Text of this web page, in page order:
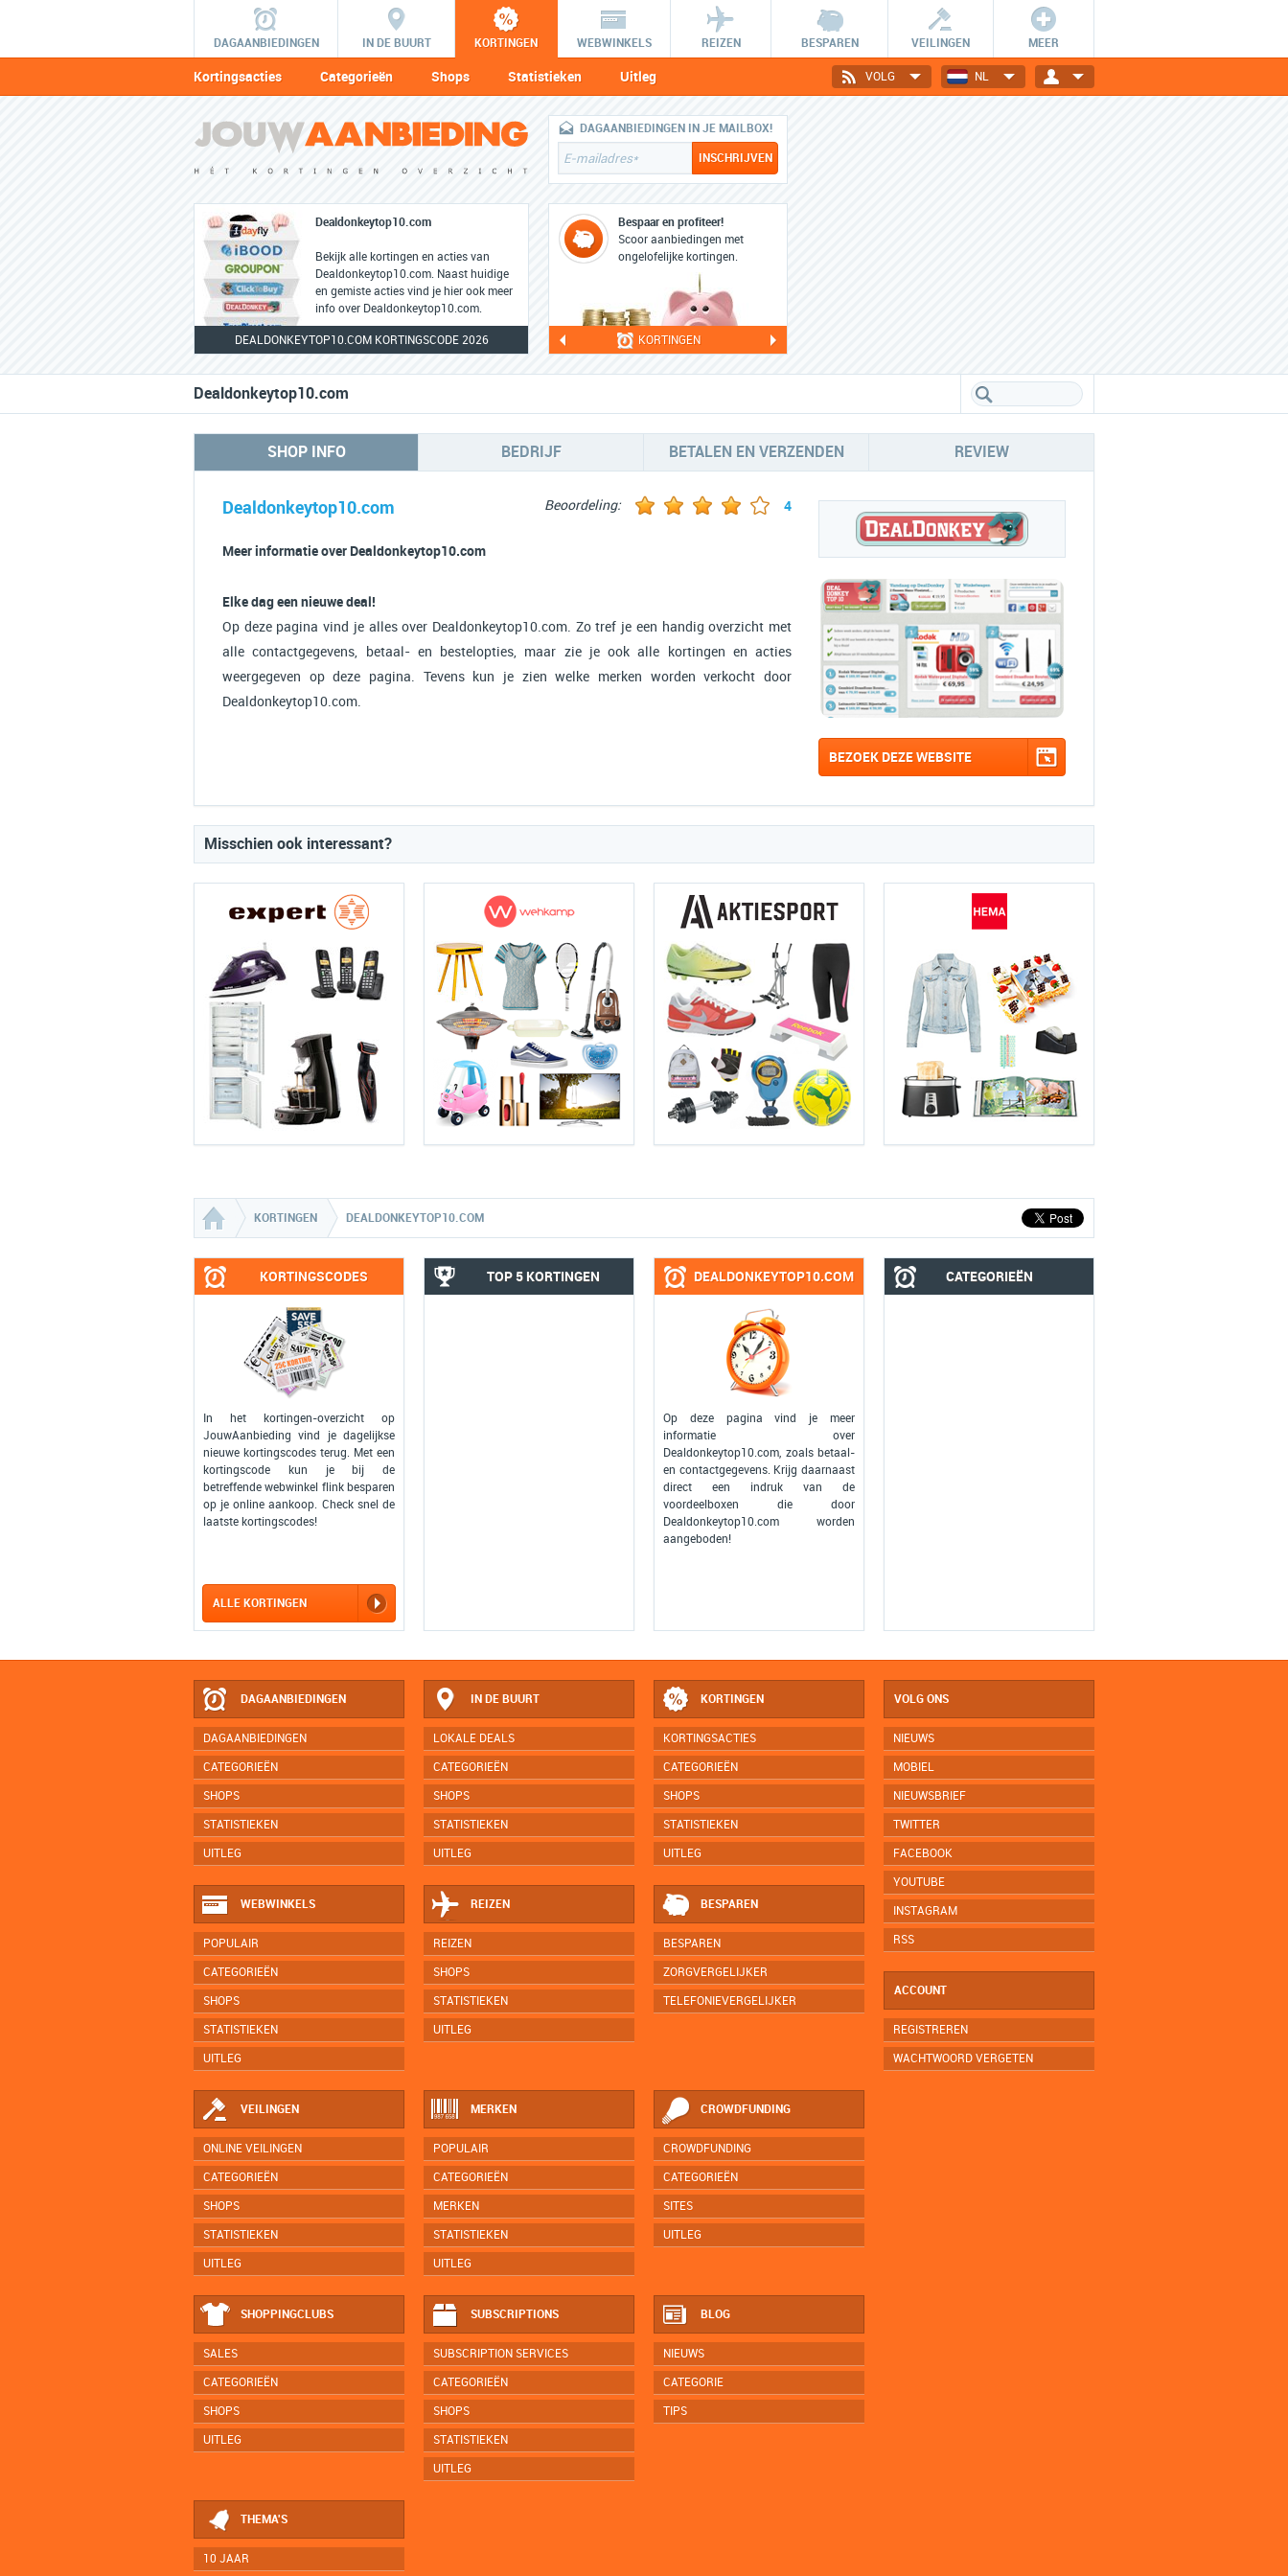
DAGAANBIEDINGEN IN DE BUURT KORTINGEN WEBWINKELS REIZEN BESPAREN VEILINGEN MEER
Kortingsacties Categorieën Shops Statistieken Uitleg NL
VOLG
Dealdonkeytop10.com
Bekijk alle kortingen en acties van
Dealdonkeytop10.com. Naast huidige
en gemiste acties vind je hier ook meer
info over Dealdonkeytop10.com.
DEALDONKEYTOP10.COM KORTINGSCODE 2026
DAGAANBIEDINGEN IN JE MAILBOX!
Bespaar en profiteer!
Scoor aanbiedingen met
ongelofelijke kortingen.
KORTINGEN
Dealdonkeytop10.com
SHOP INFO BEDRIJF BETALEN EN VERZENDEN REVIEW
Dealdonkeytop10.com Beoordeling: 4
Meer informatie over Dealdonkeytop10.com
Elke dag een nieuwe deal!
Op deze pagina vind je alles over Dealdonkeytop10.com. Zo tref je een handig overzicht met
alle contactgegevens, betaal- en bestelopties, maar zie je ook alle kortingen en acties
weergegeven op deze pagina. Tevens kun je zien welke merken worden verkocht door
Dealdonkeytop10.com.
BEZOEK DEZE WEBSITE
Misschien ook interessant?
KORTINGEN DEALDONKEYTOP10.COM
KORTINGSCODES
In het kortingen-overzicht op
JouwAanbieding vind je dagelijkse
nieuwe kortingscodes terug. Met een
kortingscode kun je bij de
betreffende webwinkel flink besparen
op je online aankoop. Check snel de
laatste kortingscodes!
ALLE KORTINGEN
TOP 5 KORTINGEN DEALDONKEYTOP10.COM
Op deze pagina vind je meer
informatie over
Dealdonkeytop10.com, zoals betaal-
en contactgegevens. Krijg daarnaast
direct een indruk van de
voordeelboxen die door
Dealdonkeytop10.com worden
aangeboden!
CATEGORIEËN
DAGAANBIEDINGEN
DAGAANBIEDINGEN
CATEGORIEËN
SHOPS
STATISTIEKEN
UITLEG
IN DE BUURT
LOKALE DEALS
CATEGORIEËN
SHOPS
STATISTIEKEN
UITLEG
KORTINGEN
KORTINGSACTIES
CATEGORIEËN
SHOPS
STATISTIEKEN
UITLEG
WEBWINKELS
POPULAIR
CATEGORIEËN
SHOPS
STATISTIEKEN
UITLEG
REIZEN
REIZEN
SHOPS
STATISTIEKEN
UITLEG
BESPAREN
BESPAREN
ZORGVERGELIJKER
TELEFONIEVERGELIJKER
VEILINGEN
ONLINE VEILINGEN
CATEGORIEËN
SHOPS
STATISTIEKEN
UITLEG
MERKEN
POPULAIR
CATEGORIEËN
MERKEN
STATISTIEKEN
UITLEG
CROWDFUNDING
CROWDFUNDING
CATEGORIEËN
SITES
UITLEG
SHOPPINGCLUBS
SALES
CATEGORIEËN
SHOPS
UITLEG
SUBSCRIPTIONS
SUBSCRIPTION SERVICES
CATEGORIEËN
SHOPS
STATISTIEKEN
UITLEG
BLOG
NIEUWS
CATEGORIE
TIPS
THEMA'S
10 JAAR
VOLG ONS
NIEUWS
MOBIEL
NIEUWSBRIEF
TWITTER
FACEBOOK
YOUTUBE
INSTAGRAM
RSS
ACCOUNT
REGISTREREN
WACHTWOORD VERGETEN